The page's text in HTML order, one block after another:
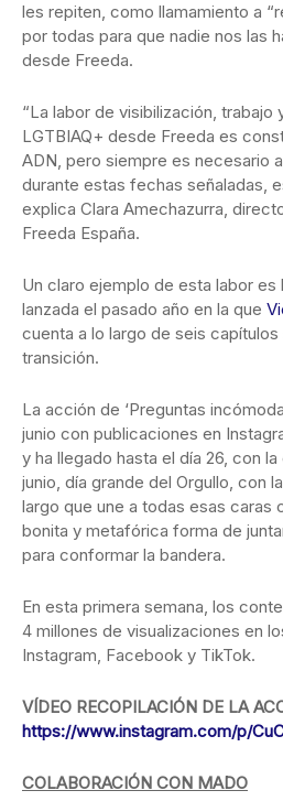
les repiten, como llamamiento a
por todas para que nadie nos las
desde Freeda.
“La labor de visibilización, trabajo
LGTBIAQ+ desde Freeda es
ADN, pero siempre es necesario
durante estas fechas señaladas,
explica Clara Amechazurra,
Freeda España.
Un claro ejemplo de esta labor es
lanzada el pasado año en la que
cuenta a lo largo de seis
transición.
La acción de ‘Preguntas
junio con publicaciones en
y ha llegado hasta el día 26, con
junio, día grande del Orgullo, con
largo que une a todas esas caras
bonita y metafórica forma de
para conformar la bandera.
En esta primera semana, los
4 millones de visualizaciones en
Instagram, Facebook y TikTok.
VÍDEO RECOPILACIÓN DE LA
https://www.instagram.com/p/
COLABORACIÓN CON MADO